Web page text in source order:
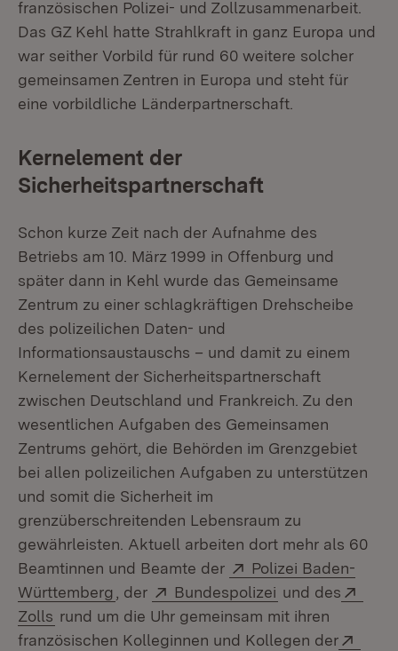
französischen Polizei- und Zollzusammenarbeit.
Das GZ Kehl hatte Strahlkraft in ganz Europa und
war seither Vorbild für rund 60 weitere solcher
gemeinsamen Zentren in Europa und steht für
eine vorbildliche Länderpartnerschaft.
Kernelement der
Sicherheitspartnerschaft
Schon kurze Zeit nach der Aufnahme des
Betriebs am 10. März 1999 in Offenburg und
später dann in Kehl wurde das Gemeinsame
Zentrum zu einer schlagkräftigen Drehscheibe
des polizeilichen Daten- und
Informationsaustauschs – und damit zu einem
Kernelement der Sicherheitspartnerschaft
zwischen Deutschland und Frankreich. Zu den
wesentlichen Aufgaben des Gemeinsamen
Zentrums gehört, die Behörden im Grenzgebiet
bei allen polizeilichen Aufgaben zu unterstützen
und somit die Sicherheit im
grenzüberschreitenden Lebensraum zu
gewährleisten. Aktuell arbeiten dort mehr als 60
Beamtinnen und Beamte der
Extern:
Polizei Baden-
Württemberg (Öffnet in neuem Fenster)
, der Extern:
Bundespolizei (Öffnet in
und des
Zolls (Öffnet in neuem Fenster)
rund um die Uhr gemeinsam mit ihren
französischen Kolleginnen und Kollegen der